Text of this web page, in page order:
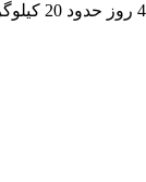
در 45 روز 20 کیلو وزن